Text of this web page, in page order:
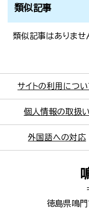
類似記事
類似記事はありませ
サイトの利用につい
個人情報の取扱い
外国語への対応
徳島県鳴